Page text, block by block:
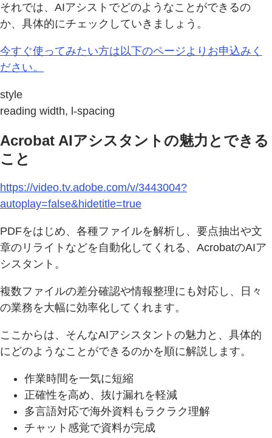
それでは、AIアシストでどのようなことができるの
か、具体的にチェックしていきましょう。
今すぐ使ってみたい方は以下のページよりお申込みく
ださい。
style
reading width, l-spacing
Acrobat AIアシスタントの魅力とできる
こと
https://video.tv.adobe.com/v/3443004?
autoplay=false&hidetitle=true
PDFをはじめ、各種ファイルを解析し、要点抽出や文
章のリライトなどを自動化してくれる、AcrobatのAIア
シスタント。
複数ファイルの差分確認や情報整理にも対応し、日々
の業務を大幅に効率化してくれます。
ここからは、そんなAIアシスタントの魅力と、具体的
にどのようなことができるのかを順に解説します。
作業時間を一気に短縮
正確性を高め、抜け漏れを軽減
多言語対応で海外資料もラクラク理解
チャット感覚で資料が完成